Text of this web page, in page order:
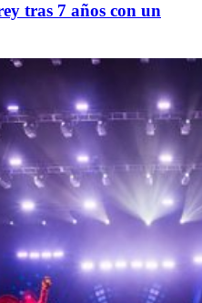
tras 7 años con un